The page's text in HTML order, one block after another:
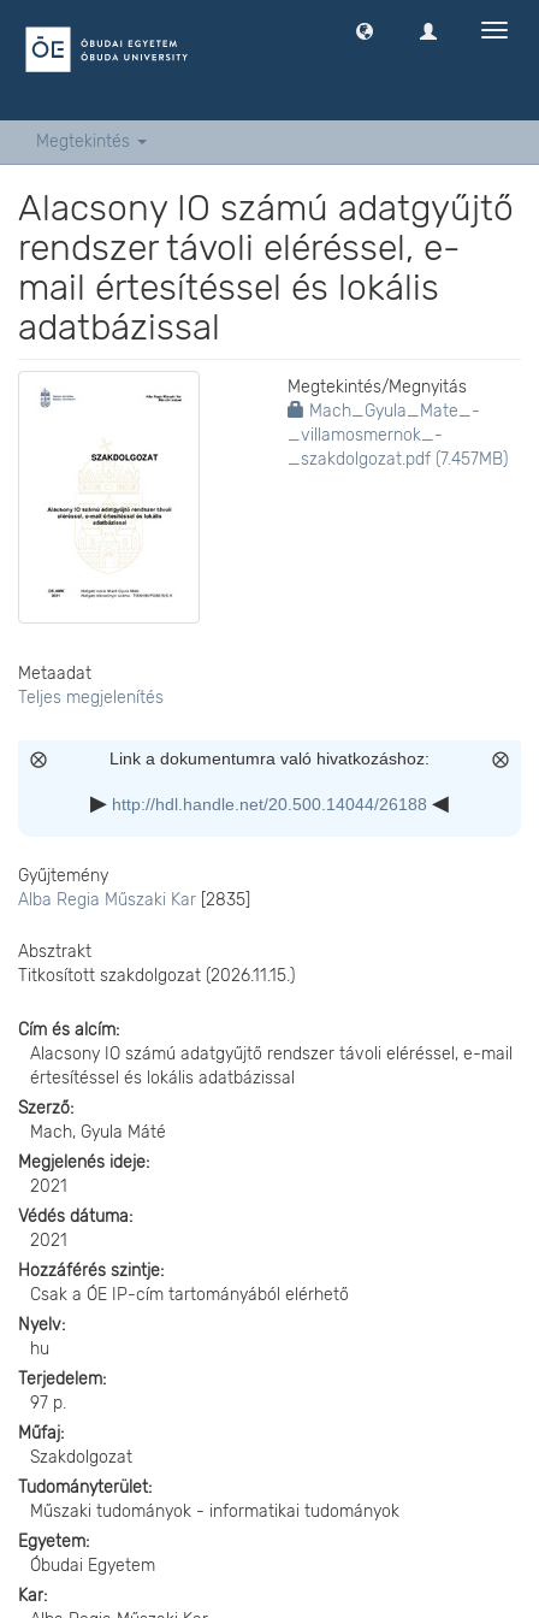
Megtekintés
Alacsony IO számú adatgyűjtő
rendszer távoli eléréssel, e-
mail értesítéssel és lokális
adatbázissal
Megtekintés/Megnyitás
Mach_Gyula_Mate_-
_villamosmernok_-
_szakdolgozat.pdf (7.457MB)
Metaadat
Teljes megjelenítés
Link a dokumentumra való hivatkozáshoz:
http://hdl.handle.net/20.500.14044/26188
Gyűjtemény
Alba Regia Műszaki Kar [2835]
Absztrakt
Titkosított szakdolgozat (2026.11.15.)
Cím és alcím
Alacsony IO számú adatgyűjtő rendszer távoli eléréssel, e-mail
értesítéssel és lokális adatbázissal
Szerző
Mach, Gyula Máté
Megjelenés ideje
2021
Védés dátuma
2021
Hozzáférés szintje
Csak a ÓE IP-cím tartományából elérhető
Nyelv
hu
Terjedelem
97 p.
Műfaj
Szakdolgozat
Tudományterület
Műszaki tudományok - informatikai tudományok
Egyetem
Óbudai Egyetem
Kar